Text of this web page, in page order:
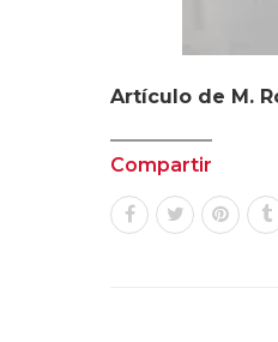
Artículo de M.
Compartir